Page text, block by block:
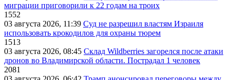
миграции приговорили к 22 годам на троих
1552
03 августа 2026, 11:39 Суд не разрешил властям Израиля
использовать крокодилов для охраны тюрем
1513
03 августа 2026, 08:45 Склад Wildberries загорелся после атаки
дронов во Владимирской области. Пострадал 1 человек
2081